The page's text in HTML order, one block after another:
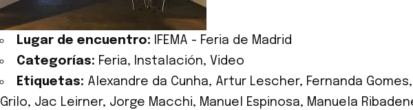
Lugar de encuentro:
IFEMA - Feria de Madrid
Categorías: Feria, Instalación, Video
Etiquetas: Alexandre da Cunha, Artur Lescher, Fernanda Gomes
Grilo, Jac Leirner, Jorge Macchi, Manuel Espinosa, Manuela